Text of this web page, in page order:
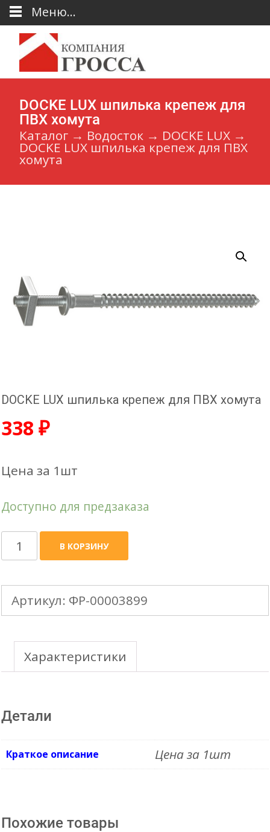
DOCKE LUX шпилька крепеж для
ПВХ хомута
Каталог → Водосток → DOCKE LUX →
DOCKE LUX шпилька крепеж для ПВХ
хомута
DOCKE LUX шпилька крепеж для ПВХ хомута
338 ₽
Цена за 1шт
Доступно для предзаказа
Количество
товара
DOCKE
LUX
крепеж
для
хомута
В КОРЗИНУ
Артикул: ФР-00003899
Характеристики
Детали
Краткое описание Цена за 1шт
Похожие товары
Меню...